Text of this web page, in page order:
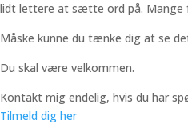
lidt lettere at sætte ord på. Mange
Måske kunne du tænke dig at se
Du skal være velkommen.
Kontakt mig endelig, hvis du har
Tilmeld dig her